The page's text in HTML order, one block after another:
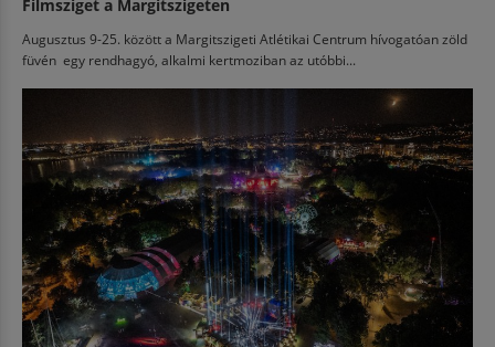
Filmsziget a Margitszigeten
Augusztus 9-25. között a Margitszigeti Atlétikai Centrum hívogatóan zöld
füvén egy rendhagyó, alkalmi kertmoziban az utóbbi...